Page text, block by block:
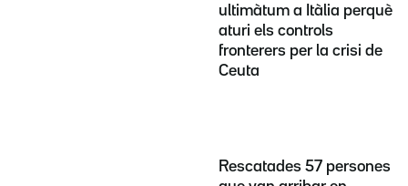
ultimàtum a Itàlia perquè
aturi els controls
fronterers per la crisi de
Ceuta
Rescatades 57 persones